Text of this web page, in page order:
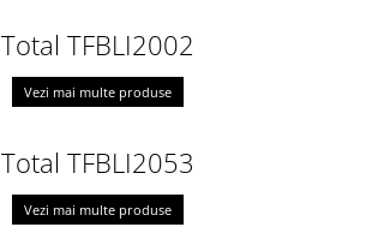
Total TFBLI2002
Vezi mai multe produse
Total TFBLI2053
Vezi mai multe produse